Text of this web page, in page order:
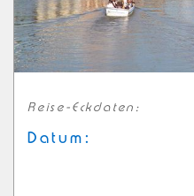
Reise-Eckdaten:
Datum: